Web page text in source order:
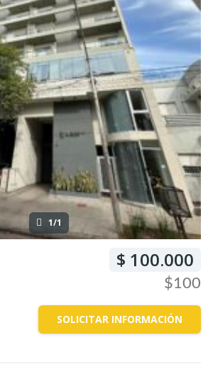
1/1
$100
100.000
SOLICITAR INFORMACIÓN